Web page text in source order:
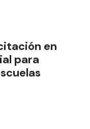
en
para